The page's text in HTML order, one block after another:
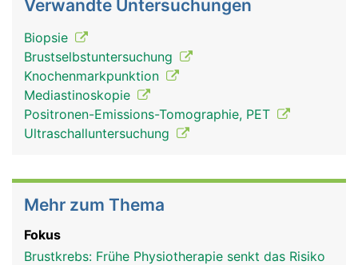
Verwandte Untersuchungen
Biopsie
Brustselbstuntersuchung
Knochenmarkpunktion
Mediastinoskopie
Positronen-Emissions-Tomographie, PET
Ultraschalluntersuchung
Mehr zum Thema
Fokus
Brustkrebs: Frühe Physiotherapie senkt das Risiko